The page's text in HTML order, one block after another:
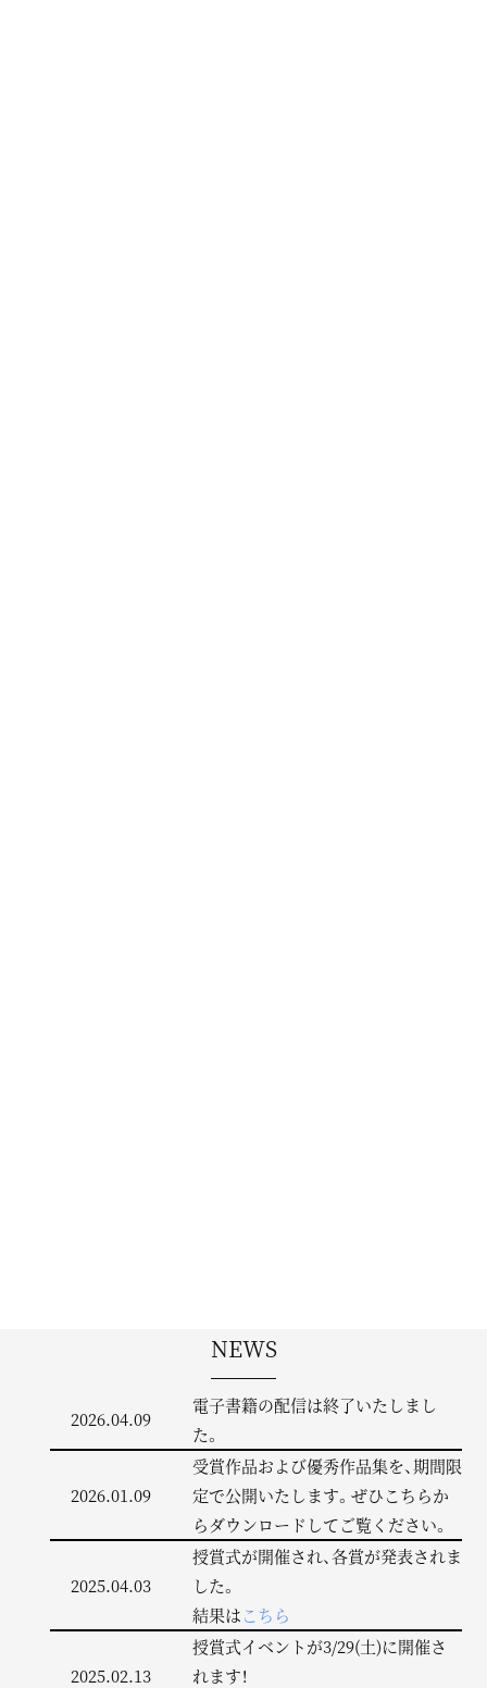
NEWS
2026.04.09
電子書籍の配信は終了いたしまし
た。
2026.01.09
受賞作品および優秀作品集を、期間限
定で公開いたします。ぜひこちらか
らダウンロードしてご覧ください。
2025.04.03
授賞式が開催され、各賞が発表されま
した。
結果はこちら
2025.02.13
授賞式イベントが3/29(土)に開催さ
れます！